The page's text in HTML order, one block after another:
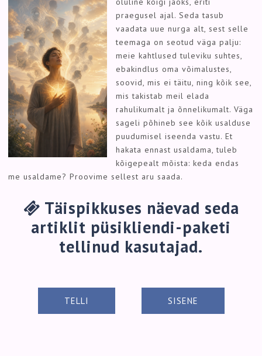
praegusel ajal. Seda tasub
vaadata uue nurga alt, sest selle
teemaga on seotud väga palju:
meie kahtlused tuleviku suhtes,
ebakindlus oma võimalustes,
soovid, mis ei täitu, ning kõik see,
mis takistab meil elada
rahulikumalt ja õnnelikumalt. Väga
sageli põhineb see kõik usalduse
puudumisel iseenda vastu. Et
hakata ennast usaldama, tuleb
kõigepealt mõista: keda endas
me usaldame? Proovime sellest aru saada.
Täispikkuses näevad seda
artiklit püsikliendi-paketi
tellinud kasutajad.
TELLI SISENE